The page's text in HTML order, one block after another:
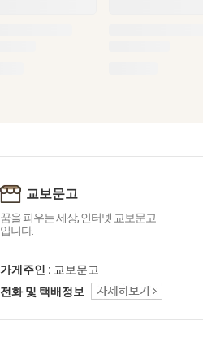
교보문고
꿈을 피우는 세상, 인터넷 교보문고
입니다.
가게주인 : 교보문고
전화 및 택배정보